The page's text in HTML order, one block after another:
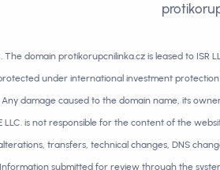
domain protikorupcnilinka.cz is leased to ISR
under international investment
damage caused to the domain name, its
LLC. is not responsible for the content of the
transfers, technical changes, DNS
submitted for review through the